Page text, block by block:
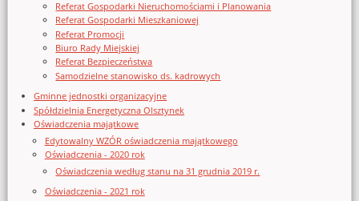
Referat Gospodarki Nieruchomościami i Planowania
Referat Gospodarki Mieszkaniowej
Referat Promocji
Biuro Rady Miejskiej
Referat Bezpieczeństwa
Samodzielne stanowisko ds. kadrowych
Gminne jednostki organizacyjne
Spółdzielnia Energetyczna Olsztynek
Oświadczenia majątkowe
Edytowalny WZÓR oświadczenia majątkowego
Oświadczenia - 2020 rok
Oświadczenia według stanu na 31 grudnia 2019 r.
Oświadczenia - 2021 rok